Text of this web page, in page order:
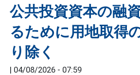
公共投資資本の融
るために用地取得
り除く
| 04/08/2026 - 07:59